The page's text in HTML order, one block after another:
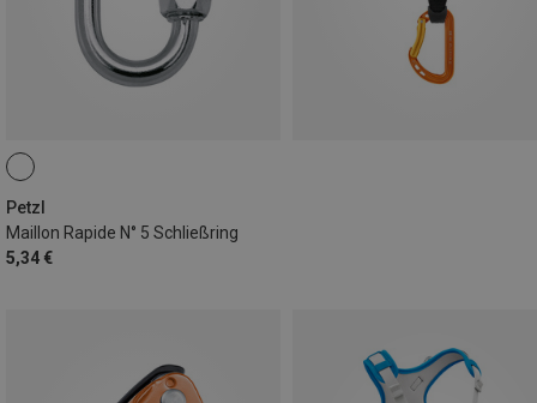
Petzl
Maillon Rapide N° 5 Schließring
5,34 €